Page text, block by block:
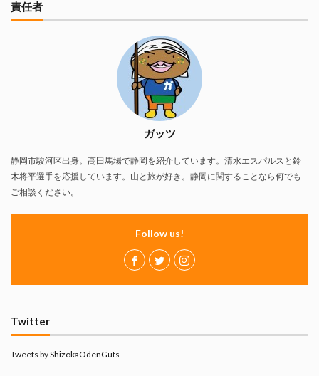
責任者
ガッツ
静岡市駿河区出身。高田馬場で静岡を紹介しています。清水エスパルスと鈴
木将平選手を応援しています。山と旅が好き。静岡に関することなら何でも
ご相談ください。
Follow us!
Twitter
Tweets by ShizokaOdenGuts